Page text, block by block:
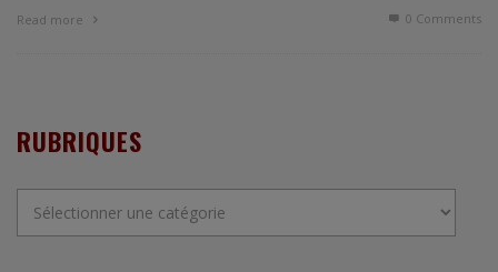
Read more 0 Comments
RUBRIQUES